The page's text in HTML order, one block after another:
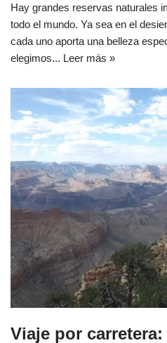
Hay grandes reservas naturales
todo el mundo. Ya sea en el
cada uno aporta una belleza
elegimos... Leer más »
Viaje por